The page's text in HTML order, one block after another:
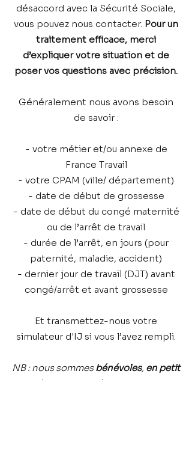
désaccord avec la Sécurité Sociale,
vous pouvez nous contacter. Pour un
traitement efficace, merci
d’expliquer votre situation et de
poser vos questions avec précision.
Généralement nous avons besoin
de savoir :
- votre métier et/ou annexe de
France Travail
- votre CPAM (ville/ département)
- date de début de grossesse
- date de début du congé maternité
ou de l’arrêt de travail
- durée de l’arrêt, en jours (pour
paternité, maladie, accident)
- dernier jour de travail (DJT) avant
congé/arrêt et avant grossesse
Et transmettez-nous votre
simulateur d'IJ si vous l’avez rempli.
NB : nous sommesbénévoles, en petit
nombre
, et nous répondons aux e-